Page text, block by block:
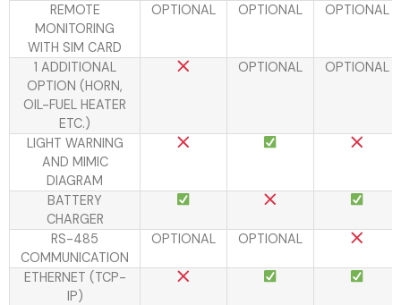
REMOTE
MONITORING
WITH SIM CARD
OPTIONAL OPTIONAL OPTIONAL
1 ADDITIONAL
OPTION (HORN,
OIL-FUEL HEATER
ETC.)
OPTIONAL OPTIONAL
LIGHT WARNING
AND MIMIC
DIAGRAM
BATTERY
CHARGER
RS-485
COMMUNICATION
OPTIONAL OPTIONAL
ETHERNET (TCP-
IP)